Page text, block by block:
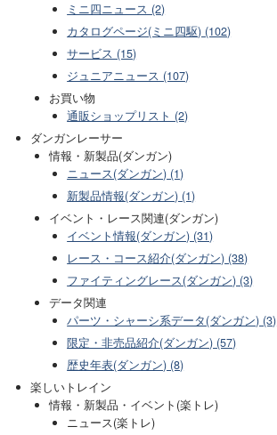
ミニ四ニュース (2)
カタログページ(ミニ四駆) (102)
サービス (15)
ジュニアニュース (107)
お買い物
通販ショップリスト (2)
ダンガンレーサー
情報・新製品(ダンガン)
ニュース(ダンガン) (1)
新製品情報(ダンガン) (1)
イベント・レース関連(ダンガン)
イベント情報(ダンガン) (31)
レース・コース紹介(ダンガン) (38)
ファイティングレース(ダンガン) (3)
データ関連
パーツ・シャーシ系データ(ダンガン) (3)
限定・非売品紹介(ダンガン) (57)
歴史年表(ダンガン) (8)
楽しいトレイン
情報・新製品・イベント(楽トレ)
ニュース(楽トレ)